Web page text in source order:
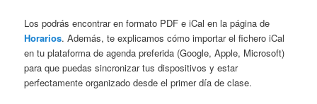
Los podrás encontrar en formato PDF e iCal en la página de
Horarios. Además, te explicamos cómo importar el fichero iCal
en tu plataforma de agenda preferida (Google, Apple, Microsoft)
para que puedas sincronizar tus dispositivos y estar
perfectamente organizado desde el primer día de clase.